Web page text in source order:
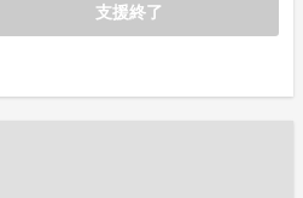
支援終了